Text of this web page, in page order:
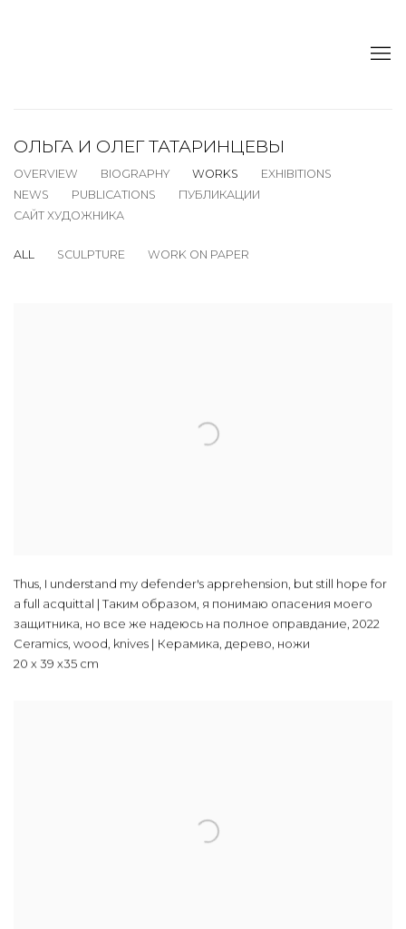
ОЛЬГА И ОЛЕГ ТАТАРИНЦЕВЫ
OVERVIEW BIOGRAPHY WORKS
EXHIBITIONS
NEWS
PUBLICATIONS
ПУБЛИКАЦИИ
САЙТ ХУДОЖНИКА
ALL SCULPTURE WORK ON PAPER
Thus, I understand my defender's apprehension, but still hope for
a full acquittal | Таким образом, я понимаю опасения моего
защитника, но все же надеюсь на полное оправдание, 2022
Ceramics, wood, knives | Керамика, дерево, ножи
20 х 39 х35 cm